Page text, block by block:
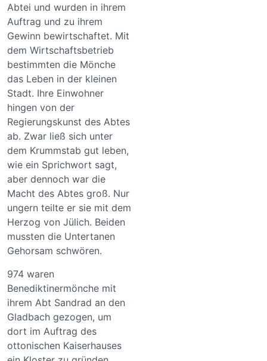
Abtei und wurden in ihrem
Auftrag und zu ihrem
Gewinn bewirtschaftet. Mit
dem Wirtschaftsbetrieb
bestimmten die Mönche
das Leben in der kleinen
Stadt. Ihre Einwohner
hingen von der
Regierungskunst des Abtes
ab. Zwar ließ sich unter
dem Krummstab gut leben,
wie ein Sprichwort sagt,
aber dennoch war die
Macht des Abtes groß. Nur
ungern teilte er sie mit dem
Herzog von Jülich. Beiden
mussten die Untertanen
Gehorsam schwören.
974 waren
Benediktinermönche mit
ihrem Abt Sandrad an den
Gladbach gezogen, um
dort im Auftrag des
ottonischen Kaiserhauses